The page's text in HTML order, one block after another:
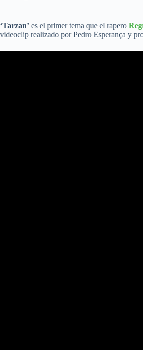
‘Tarzan’ es el primer tema que el rapero
videoclip realizado por Pedro Esperança y